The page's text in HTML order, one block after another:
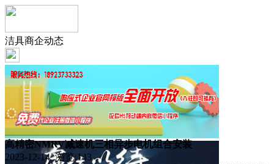
洁具商企动态
高精密NMRV减速机三相异步电机组合安装
2023-12-14 浏览:143